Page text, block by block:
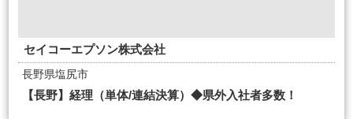
セイコーエプソン株式会社
長野県塩尻市
【長野】経理（単体/連結決算）◆県外入社者多数！